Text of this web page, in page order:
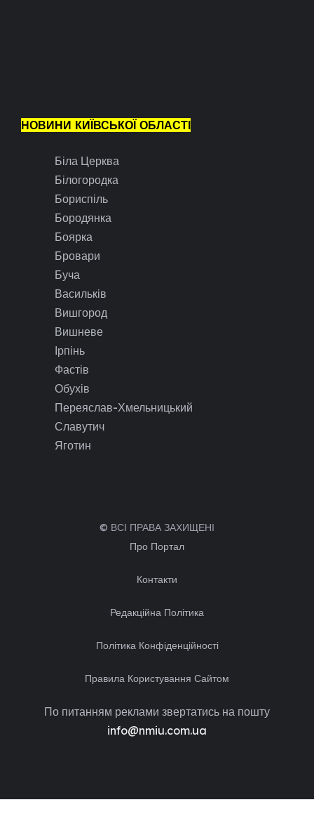
НОВИНИ КИЇВСЬКОЇ ОБЛАСТІ
Біла Церква
Білогородка
Бориспіль
Бородянка
Боярка
Бровари
Буча
Васильків
Вишгород
Вишневе
Ірпінь
Фастів
Обухів
Переяслав-Хмельницький
Славутич
Яготин
© ВСІ ПРАВА ЗАХИЩЕНІ
Про Портал
Контакти
Редакційна Політика
Політика Конфіденційності
Правила Користування Сайтом
По питанням реклами звертатись на пошту
info@nmiu.com.ua